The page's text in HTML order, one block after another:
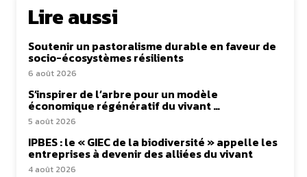
Lire aussi
Soutenir un pastoralisme durable en faveur de
socio-écosystèmes résilients
6 août 2026
S’inspirer de l’arbre pour un modèle
économique régénératif du vivant …
5 août 2026
IPBES : le « GIEC de la biodiversité » appelle les
entreprises à devenir des alliées du vivant
4 août 2026